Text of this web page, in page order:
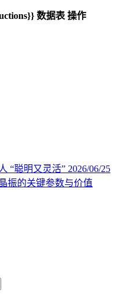
数据表 操作
“聪明又灵活” 2026/06/25
振的关键参数与价值